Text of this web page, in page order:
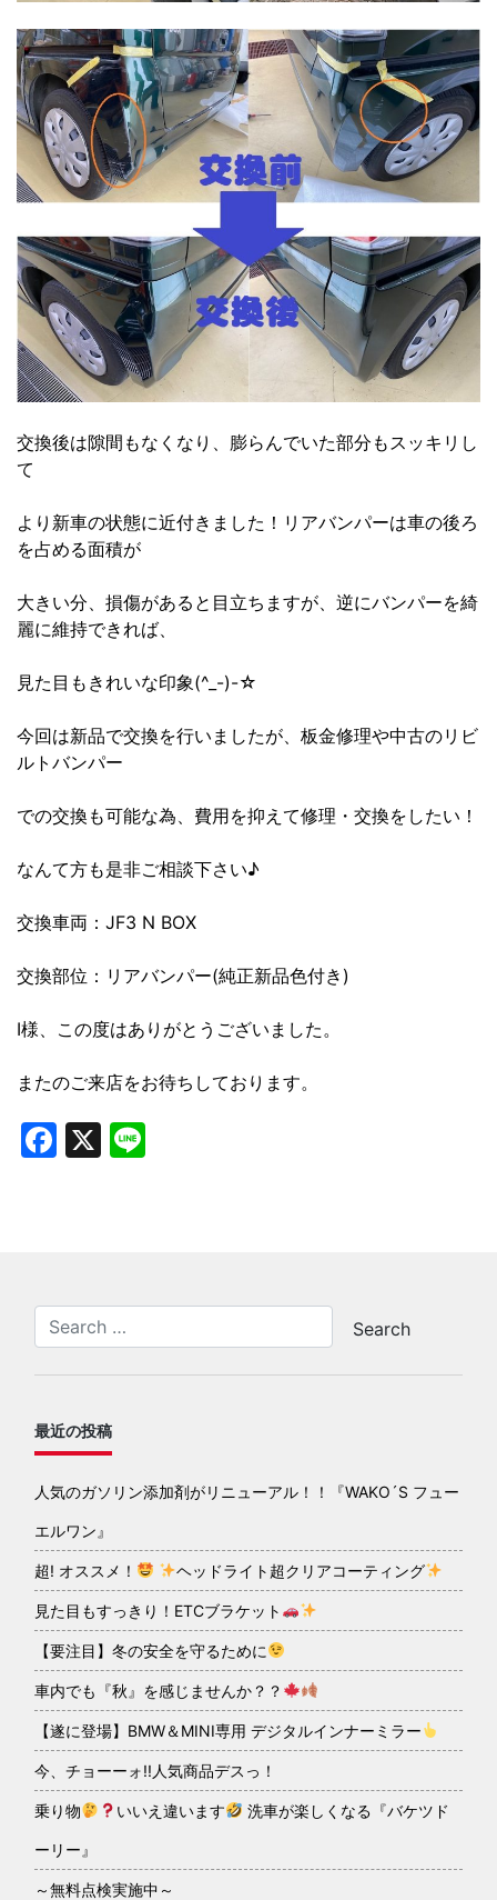
交換後は隙間もなくなり、膨らんでいた部分もスッキリし
て
より新車の状態に近付きました！リアバンパーは車の後ろ
を占める面積が
大きい分、損傷があると目立ちますが、逆にバンパーを綺
麗に維持できれば、
見た目もきれいな印象(^_-)-☆
今回は新品で交換を行いましたが、板金修理や中古のリビ
ルトバンパー
での交換も可能な為、費用を抑えて修理・交換をしたい！
なんて方も是非ご相談下さい♪
交換車両：JF3 N BOX
交換部位：リアバンパー(純正新品色付き)
I様、この度はありがとうございました。
またのご来店をお待ちしております。
Facebook
X
最近の投稿
人気のガソリン添加剤がリニューアル！！『WAKO´S フュー
エルワン』
超! オススメ！ ヘッドライト超クリアコーティング
見た目もすっきり！ETCブラケット
【要注目】冬の安全を守るために
車内でも『秋』を感じませんか？？
【遂に登場】BMW＆MINI専用 デジタルインナーミラー
今、チョーーォ!!人気商品デスっ！
乗り物 いいえ違います 洗車が楽しくなる『バケツド
ーリー』
～無料点検実施中～